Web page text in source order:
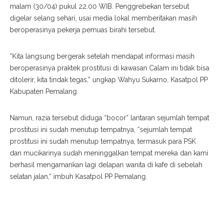
malam (30/04) pukul 22.00 WIB. Penggrebekan tersebut
digelar selang sehari, usai media lokal memberitakan masih
beroperasinya pekerja pemuas birahi tersebut.
“Kita langsung bergerak setelah mendapat informasi masih
beroperasinya praktek prostitusi di kawasan Calam ini tidak bisa
ditolerir, kita tindak tegas,” ungkap Wahyu Sukarno, Kasatpol PP
Kabupaten Pemalang.
Namun, razia tersebut diduga “bocor” lantaran sejumlah tempat
prostitusi ini sudah menutup tempatnya, “sejumlah tempat
prostitusi ini sudah menutup tempatnya, termasuk para PSK
dan mucikarinya sudah meninggalkan tempat mereka dan kami
berhasil mengamankan lagi delapan wanita di kafe di sebelah
selatan jalan,“ imbuh Kasatpol PP Pemalang.